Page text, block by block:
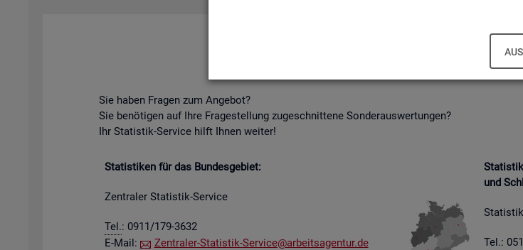
Kon­takt
Nut­zen Sie die Mög­lich­keit mit uns
Sie haben Fra­gen zum An­ge­bot?
Sie be­nö­ti­gen auf Ihre Fra­ge­stel­lung zu­ge­schnit­te­ne Son­der­aus­wer­tun­gen?
Ihr Sta­tis­tik-Ser­vice hilft Ihnen wei­ter!
Sta­tis­ti­ken für das Bun­des­ge­biet:
Zen­tra­ler Sta­tis­tik-Ser­vice
Tel.: 0911/179-3632
E-Mail: Zen­tra­ler-Sta­tis­tik-Ser­vice@​arb​eits​agen​tur.​de
und
Tel.: